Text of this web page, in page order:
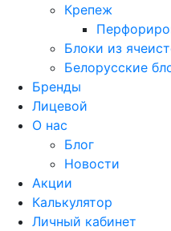
Крепеж
Блоки из
Белорусские
Бренды
Лицевой
О нас
Блог
Новости
Акции
Калькулятор
Личный кабинет